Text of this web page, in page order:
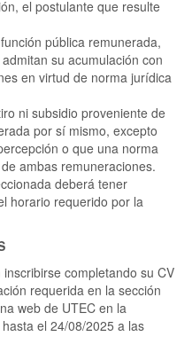
el postulante que resulte
pública remunerada,
su acumulación con
en virtud de norma jurídica
ni subsidio proveniente de
por sí mismo, excepto
o que una norma
ambas remuneraciones.
deberá tener
horario requerido por la
completando su CV
requerida en la sección
web de UTEC en la
hasta el 24/08/2025 a las